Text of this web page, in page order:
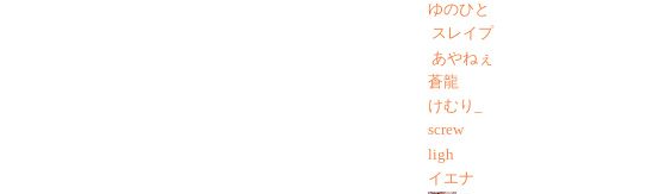
ゆのひと
スレイプ
あやねぇ
蒼龍
けむり_
screw
ligh
イエナ